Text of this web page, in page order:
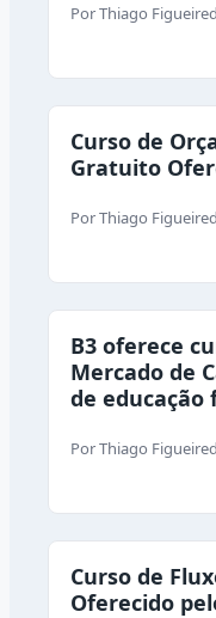
PorThiago
Curso de
Gratuito
PorThiago
B3 oferece
Mercado de
de educação
PorThiago
Curso de
Oferecido